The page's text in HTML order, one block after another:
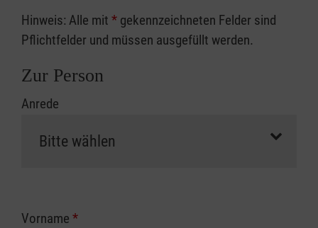
Hinweis: Alle mit * gekennzeichneten Felder sind
Pflichtfelder und müssen ausgefüllt werden.
Zur Person
Anrede
Vorname *